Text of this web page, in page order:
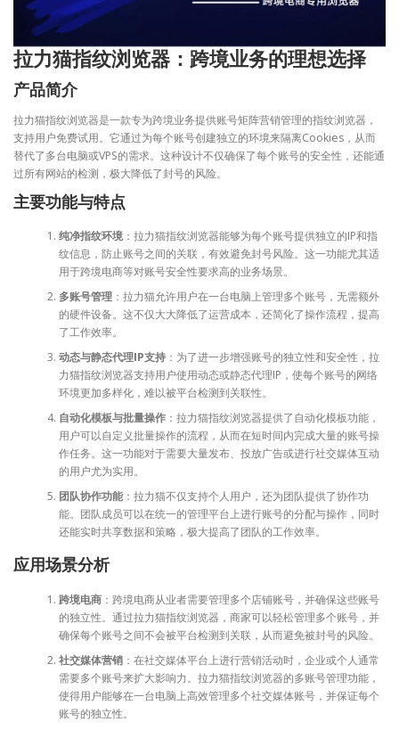
拉力猫指纹浏览器：跨境业务的理想选择
产品简介
拉力猫指纹浏览器是一款专为跨境业务提供账号矩阵营销管理的指纹浏览器，
支持用户免费试用。它通过为每个账号创建独立的环境来隔离Cookies，从而
替代了多台电脑或VPS的需求。这种设计不仅确保了每个账号的安全性，还能通
过所有网站的检测，极大降低了封号的风险。
主要功能与特点
纯净指纹环境：拉力猫指纹浏览器能够为每个账号提供独立的IP和指
纹信息，防止账号之间的关联，有效避免封号风险。这一功能尤其适
用于跨境电商等对账号安全性要求高的业务场景。
多账号管理：拉力猫允许用户在一台电脑上管理多个账号，无需额外
的硬件设备。这不仅大大降低了运营成本，还简化了操作流程，提高
了工作效率。
动态与静态代理IP支持：为了进一步增强账号的独立性和安全性，拉
力猫指纹浏览器支持用户使用动态或静态代理IP，使每个账号的网络
环境更加多样化，难以被平台检测到关联性。
自动化模板与批量操作：拉力猫指纹浏览器提供了自动化模板功能，
用户可以自定义批量操作的流程，从而在短时间内完成大量的账号操
作任务。这一功能对于需要大量发布、投放广告或进行社交媒体互动
的用户尤为实用。
团队协作功能：拉力猫不仅支持个人用户，还为团队提供了协作功
能。团队成员可以在统一的管理平台上进行账号的分配与操作，同时
还能实时共享数据和策略，极大提高了团队的工作效率。
应用场景分析
跨境电商：跨境电商从业者需要管理多个店铺账号，并确保这些账号
的独立性。通过拉力猫指纹浏览器，商家可以轻松管理多个账号，并
确保每个账号之间不会被平台检测到关联，从而避免被封号的风险。
社交媒体营销：在社交媒体平台上进行营销活动时，企业或个人通常
需要多个账号来扩大影响力。拉力猫指纹浏览器的多账号管理功能，
使得用户能够在一台电脑上高效管理多个社交媒体账号，并保证每个
账号的独立性。